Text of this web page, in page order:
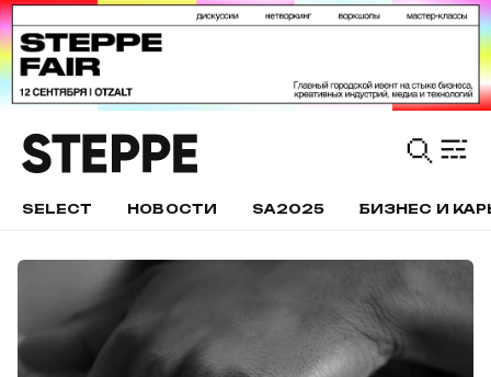
SELECT НОВОСТИ SA2025 БИЗНЕС И